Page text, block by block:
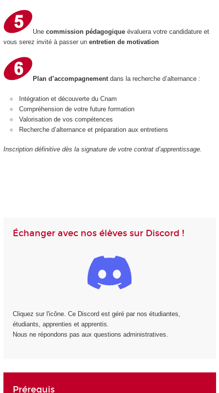
Une commission pédagogiqueévaluera votre candidature et
vous serez invité à passer un entretien de motivation
Plan d’accompagnement dans la recherche d’alternance :
Intégration et découverte du Cnam
Compréhension de votre future formation
Valorisation de vos compétences
Recherche d’alternance et préparation aux entretiens
Inscription définitive dès la signature de votre contrat d’apprentissage.
Échanger avec nos élèves sur Discord !
Cliquez sur l'icône. Ce Discord est géré par nos étudiantes,
étudiants, apprenties et apprentis.
Nous ne répondons pas aux questions administratives.
Prérequis